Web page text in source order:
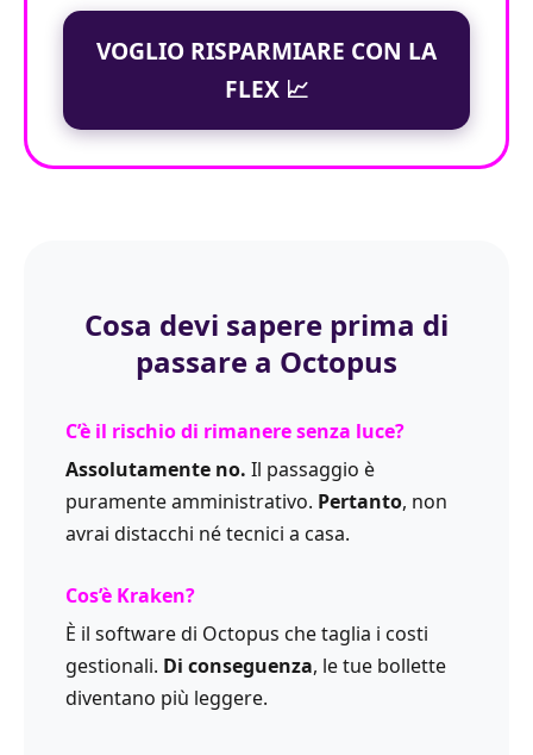
VOGLIO RISPARMIARE CON LA
FLEX 📈
Cosa devi sapere prima di
passare a Octopus
C’è il rischio di rimanere senza luce?
Assolutamente no. Il passaggio è
puramente amministrativo. Pertanto, non
avrai distacchi né tecnici a casa.
Cos’è Kraken?
È il software di Octopus che taglia i costi
gestionali. Di conseguenza, le tue bollette
diventano più leggere.